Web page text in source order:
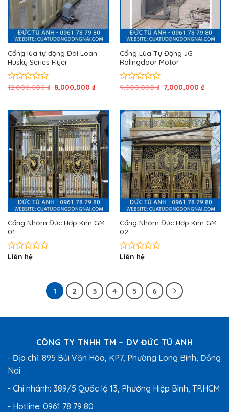
Cổng lùa tự động Đài Loan
Husky Series Flyer
Được
0
5
sao
12,000,000₫ Giá
gốc
8,000,000 ₫Giá
8,000,000 ₫.
Cổng Lùa Tự Động JG
Rolingdoor Motor
Được
0
sao
9,000,000₫ Giá
gốc
7,000,000 ₫Giá
Cổng Nhôm Đúc Hợp Kim GM-
01
Được
Liên hệ
Cổng Nhôm Đúc Hợp Kim GM-
02
Được
0
5
sao
Liên hệ
1 2 3 4 5 6
CÔNG TY TNHH TM – DV ĐỨC TÚ ANH
- Địa chỉ: 895 Bùi Văn Hòa, KP7, Phường Long Bình, Đồng
Nai
- Chi nhánh: 389/5 Quốc lộ 13, Phường Hiệp Bình, TP.HCM
- Hotline: 0961 78 79 80